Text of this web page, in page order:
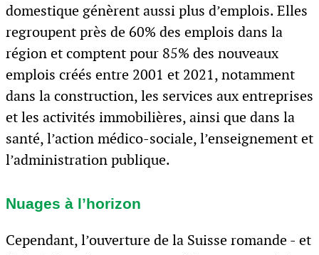
domestique génèrent aussi plus d’emplois. Elles
regroupent près de 60% des emplois dans la
région et comptent pour 85% des nouveaux
emplois créés entre 2001 et 2021, notamment
dans la construction, les services aux entreprises
et les activités immobilières, ainsi que dans la
santé, l’action médico-sociale, l’enseignement et
l’administration publique.
Nuages à l’horizon
Cependant, l’ouverture de la Suisse romande - et